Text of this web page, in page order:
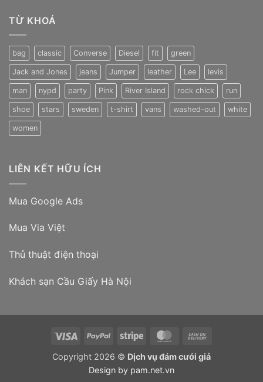
Không?
Đánh
Tiết
Ads
Uy
Tín?
luận
ở
khoản
Instagram
ở
đâu?
Web
IG
uy
tín
TỪ KHOÁ
bag classic Converse Diesel fit green
Jack and Jones jeans Jumper leather Lee levis
man nypd party Pink River Island rock chick run
shoe stars sweden t-shirt vans washed-out white
women
LIÊN KẾT HỮU ÍCH
Mua Google Ads
Mua Via Việt
Thủ thuật điện thoại
Khách sạn Cầu Giấy Hà Nội
Visa PayPal Stripe MasterCard
Delivery
Copyright 2026 © Dịch vụ đám cưới giả
Design by pam.net.vn